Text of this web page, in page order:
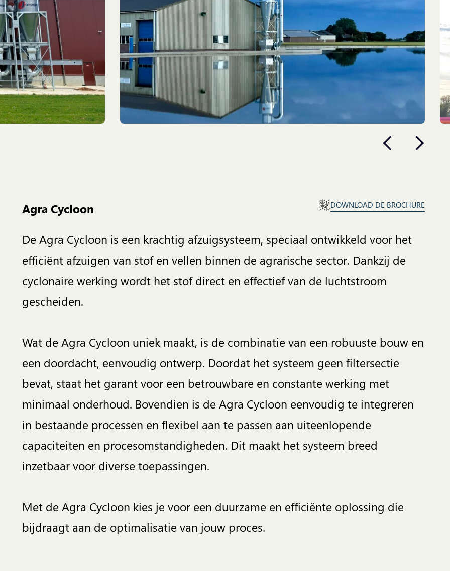
Agra Cycloon DOWNLOAD DE BROCHURE
De Agra Cycloon is een krachtig afzuigsysteem, speciaal ontwikkeld voor het
efficiënt afzuigen van stof en vellen binnen de agrarische sector. Dankzij de
cyclonaire werking wordt het stof direct en effectief van de luchtstroom
gescheiden.
Wat de Agra Cycloon uniek maakt, is de combinatie van een robuuste bouw en
een doordacht, eenvoudig ontwerp. Doordat het systeem geen filtersectie
bevat, staat het garant voor een betrouwbare en constante werking met
minimaal onderhoud. Bovendien is de Agra Cycloon eenvoudig te integreren
in bestaande processen en flexibel aan te passen aan uiteenlopende
capaciteiten en procesomstandigheden. Dit maakt het systeem breed
inzetbaar voor diverse toepassingen.
Met de Agra Cycloon kies je voor een duurzame en efficiënte oplossing die
bijdraagt aan de optimalisatie van jouw proces.